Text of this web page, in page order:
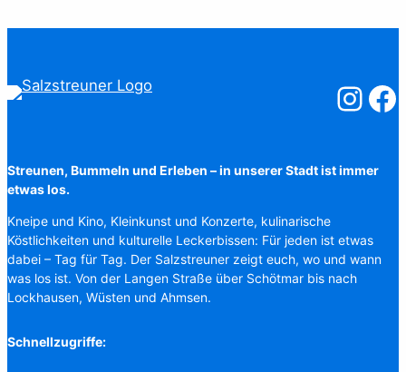
Streunen, Bummeln und Erleben – in unserer Stadt ist immer
etwas los.
Kneipe und Kino, Kleinkunst und Konzerte, kulinarische
Köstlichkeiten und kulturelle Leckerbissen: Für jeden ist etwas
dabei – Tag für Tag. Der Salzstreuner zeigt euch, wo und wann
was los ist. Von der Langen Straße über Schötmar bis nach
Lockhausen, Wüsten und Ahmsen.
Schnellzugriffe: